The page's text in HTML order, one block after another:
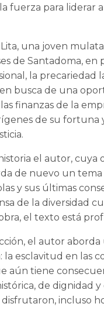
fuerza para liderar
una joven
de Santadoma, en
la precariedad
busca de una
finanzas de la
de su
el autor, cuya
de nuevo un tema
y sus últimas
de la diversidad
el texto está
el autor
la esclavitud en las
aún tiene
de dignidad
disfrutaron, incluso